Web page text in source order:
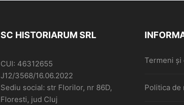
SC HISTORIARUM SRL
CUI: 46312655
J12/3568/16.06.2022
Sediu social: str Florilor, nr 86D,
Floresti, jud Cluj
Termeni și
Politica de